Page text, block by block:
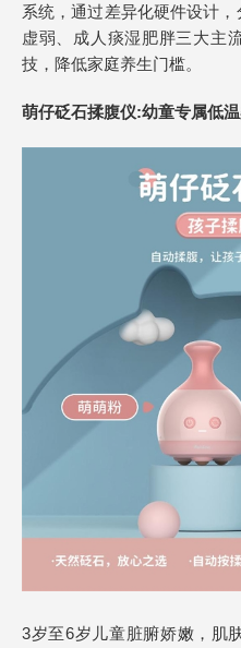
系统，通过差异化硬件设计
虚弱、成人痰湿肥胖三大主
技，降低家庭养生门槛。
萌仔砭石揉腹仪:幼童专属低
3岁至6岁儿童脏腑娇嫩，肌